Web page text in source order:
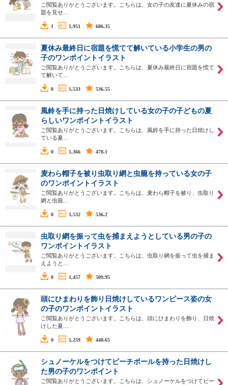
ご閲覧ありがとうございます。こちらは、女の子の友達に夏休みの宿
題を見せ…
1 1,951 686.35
夏休み最終日に宿題を慌てて解いている小学生の男の
子のワンポイントイラスト
ご閲覧ありがとうございます。こちらは、夏休み最終日に宿題を慌て
て解いて…
0 1,533 536.55
風鈴を手に持った日焼けしている女の子の子どもの夏
らしいワンポイントイラスト
ご閲覧ありがとうございます。こちらは、風鈴を手に持った日焼けし
ている夏…
0 1,366 478.1
麦わら帽子を被り虫取り網と虫籠を持っている女の子
のワンポイントイラスト
ご閲覧ありがとうございます。こちらは、麦わら帽子を被り、虫取り
網と虫籠…
0 1,532 536.2
虫取り網を振って虫を捕まえようとしている男の子の
ワンポイントイラスト
ご閲覧ありがとうございます。こちらは、虫取り網を振って虫を捕ま
えようと…
0 1,457 509.95
頭にひまわりを飾り日焼けしているワンピース姿の女
の子のワンポイントイラスト
ご閲覧ありがとうございます。こちらは、頭にひまわりを飾り、日焼
けした夏…
0 1,259 440.65
シュノーケルをつけてビーチボールを持った日焼けし
た男の子のワンポイント
ご閲覧ありがとうございます。こちらは、シュノーケルをつけてビー